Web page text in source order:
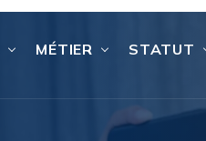
MÉTIER STATUT